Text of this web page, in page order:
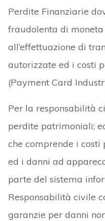
Perdite Finanziarie
fraudolenta di
all’effettuazione di
autorizzate ed i costi
(Payment Card
Per la responsabilità
perdite patrimoniali;
che comprende i
ed i danni ad
parte del sistema
Responsabilità civile
garanzie per danni